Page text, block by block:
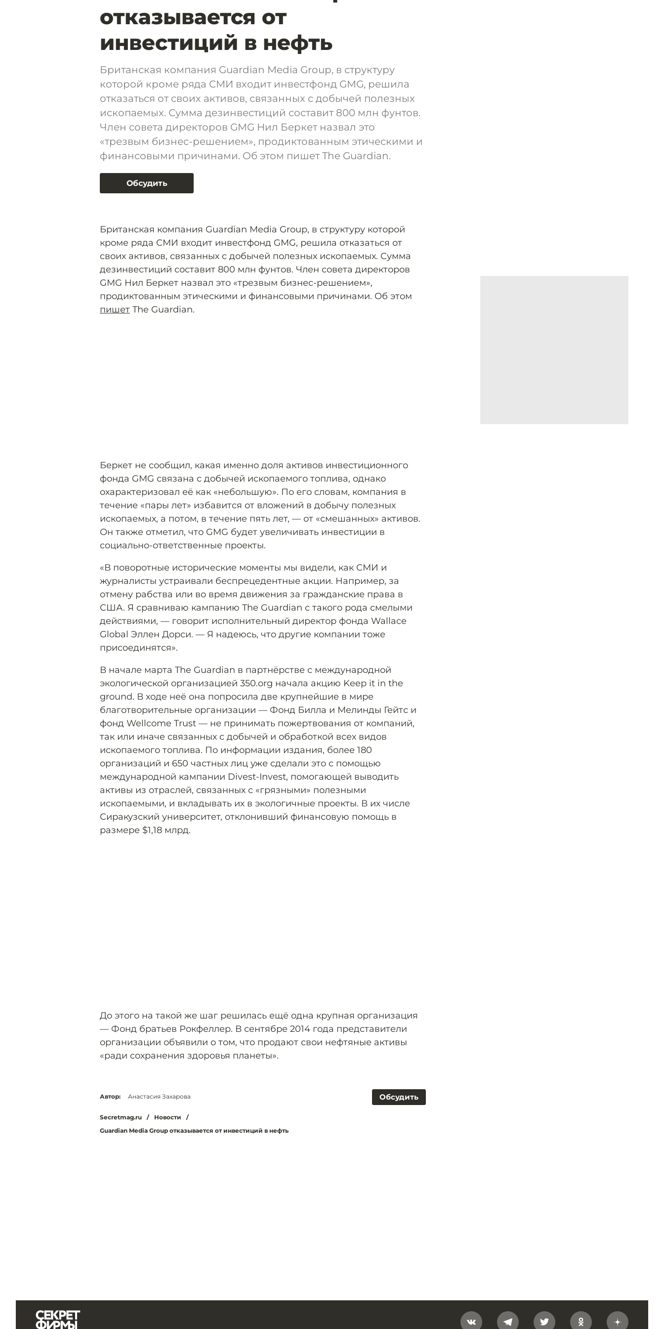
отказывается от
инвестиций в нефть
Британская компания Guardian Media Group, в структуру
которой кроме ряда СМИ входит инвестфонд GMG, решила
отказаться от своих активов, связанных с добычей полезных
ископаемых. Сумма дезинвестиций составит 800 млн фунтов.
Член совета директоров GMG Нил Беркет назвал это
«трезвым бизнес-решением», продиктованным этическими и
финансовыми причинами. Об этом пишет The Guardian.
Обсудить
Британская компания Guardian Media Group, в структуру которой
кроме ряда СМИ входит инвестфонд GMG, решила отказаться от
своих активов, связанных с добычей полезных ископаемых. Сумма
дезинвестиций составит 800 млн фунтов. Член совета директоров
GMG Нил Беркет назвал это «трезвым бизнес-решением»,
продиктованным этическими и финансовыми причинами. Об этом
пишет The Guardian.
Беркет не сообщил, какая именно доля активов инвестиционного
фонда GMG связана с добычей ископаемого топлива, однако
охарактеризовал её как «небольшую». По его словам, компания в
течение «пары лет» избавится от вложений в добычу полезных
ископаемых, а потом, в течение пять лет, — от «смешанных» активов.
Он также отметил, что GMG будет увеличивать инвестиции в
социально-ответственные проекты.
«В поворотные исторические моменты мы видели, как СМИ и
журналисты устраивали беспрецедентные акции. Например, за
отмену рабства или во время движения за гражданские права в
США. Я сравниваю кампанию The Guardian с такого рода смелыми
действиями, — говорит исполнительный директор фонда Wallace
Global Эллен Дорси. — Я надеюсь, что другие компании тоже
присоединятся».
В начале марта The Guardian в партнёрстве с международной
экологической организацией 350.org начала акцию Keep it in the
ground. В ходе неё она попросила две крупнейшие в мире
благотворительные организации — Фонд Билла и Мелинды Гейтс и
фонд Wellcome Trust — не принимать пожертвования от компаний,
так или иначе связанных с добычей и обработкой всех видов
ископаемого топлива. По информации издания, более 180
организаций и 650 частных лиц уже сделали это с помощью
международной кампании Divest-Invest, помогающей выводить
активы из отраслей, связанных с «грязными» полезными
ископаемыми, и вкладывать их в экологичные проекты. В их числе
Сиракузский университет, отклонивший финансовую помощь в
размере $1,18 млрд.
До этого на такой же шаг решилась ещё одна крупная организация
— Фонд братьев Рокфеллер. В сентябре 2014 года представители
организации объявили о том, что продают свои нефтяные активы
«ради сохранения здоровья планеты».
Обсудить
Автор: Анастасия Захарова
Secretmag.ru / Новости
/
Guardian Media Group отказывается от инвестиций в нефть